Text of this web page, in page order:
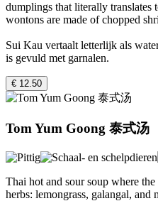
dumplings that literally
wontons are made of chopped
Sui Kau vertaalt letterlijk als
is gevuld met garnalen.
€ 12.50
Tom Yum Goong 泰式汤
Thai hot and sour soup where
herbs: lemongrass, galangal,